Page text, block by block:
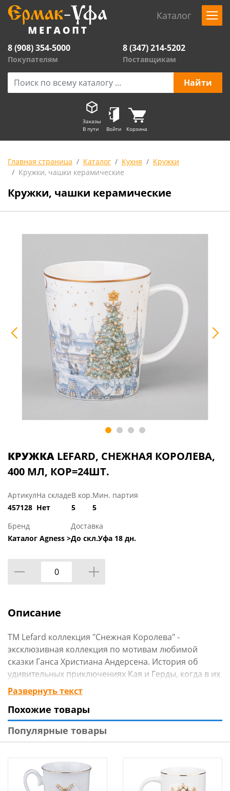
Каталог
8 (908) 354-5000
Покупателям
8 (347) 214-5202
Поставщикам
Заказы
В пути
Войти Корзина
Главная страница Каталог Кухня
Кружки
Кружки, чашки керамические
Кружки, чашки керамические
КРУЖКА LEFARD, СНЕЖНАЯ КОРОЛЕВА,
400 МЛ, КОР=24ШТ.
Артикул
457128
На складе
Нет
В кор.
5
Мин. партия
5
Бренд
Каталог Agness >
Доставка
До скл.Уфа 18 дн.
Описание
TM Lefard коллекция "Снежная Королева" -
эксклюзивная коллекция по мотивам любимой
сказки Ганса Христиана Андерсена. История об
удивительных приключениях Кая и Герды, когда в их
судьбу вмешаваются волшебные силы, учит быть
храбрыми, стойкими, целеустремленными,
преданными дружбе и верить в собственные силы.
Изделия выполнены из качественного
тонкостенного фарфора. Стильная цветная упаковка,
безопасна для контакта с пищевыми продуктами.
Разрешено ставить в микроволновую печь, не
рекомендуется мыть в посудомоечной машине.
Развернуть текст
Похожие товары
Популярные товары